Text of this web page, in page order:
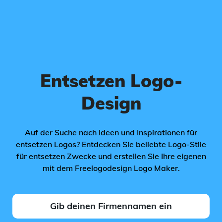
Entsetzen Logo-
Design
Auf der Suche nach Ideen und Inspirationen für
entsetzen Logos? Entdecken Sie beliebte Logo-Stile
für entsetzen Zwecke und erstellen Sie Ihre eigenen
mit dem Freelogodesign Logo Maker.